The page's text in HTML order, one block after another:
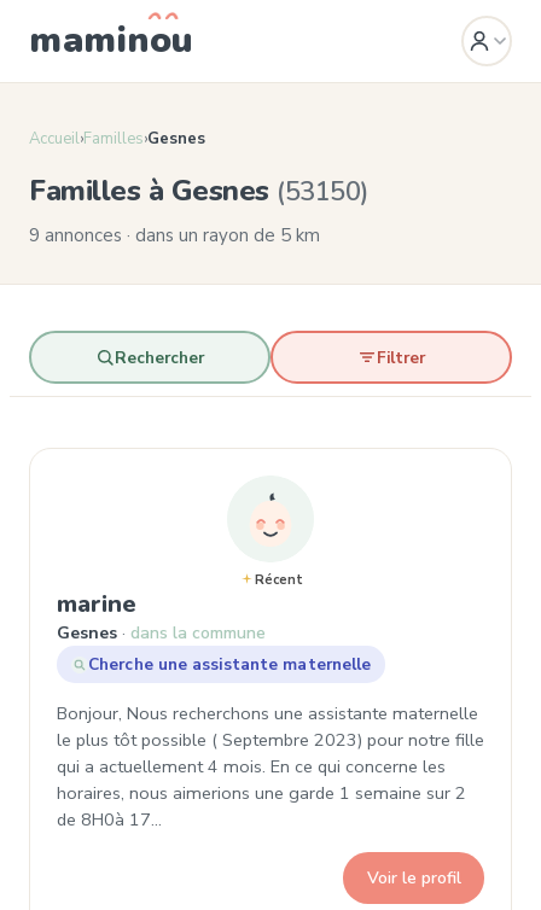
maminou
Accueil›Familles›Gesnes
Familles à Gesnes (53150)
9 annonces · dans un rayon de 5 km
Rechercher Filtrer
Récent
marine
Gesnes dans la commune
Cherche une assistante maternelle
Bonjour, Nous recherchons une assistante maternelle
le plus tôt possible ( Septembre 2023) pour notre fille
qui a actuellement 4 mois. En ce qui concerne les
horaires, nous aimerions une garde 1 semaine sur 2
de 8H0à 17…
Voir le profil